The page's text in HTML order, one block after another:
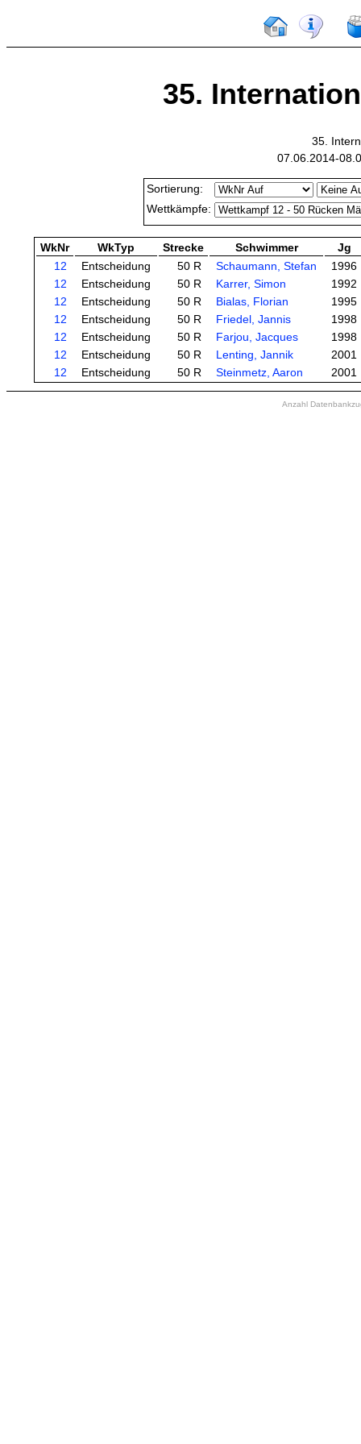
35.
35.
07.06.2014-
Sortierung:
Wettkämpfe:
WkNr WkTyp Strecke Schwimmer
Jg
12
Entscheidung 50 R Schaumann, Stefan
1996
12
Entscheidung 50 R Karrer, Simon
1992
12
Entscheidung 50 R Bialas, Florian
1995
12
Entscheidung 50 R Friedel, Jannis
1998
12
Entscheidung 50 R Farjou, Jacques
1998
12
Entscheidung 50 R Lenting, Jannik
2001
12
Entscheidung 50 R Steinmetz, Aaron 2001
Anzahl